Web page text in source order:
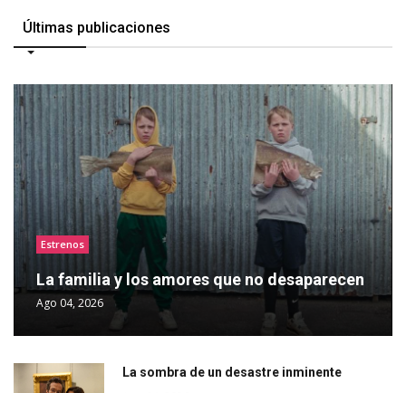
Últimas publicaciones
Estrenos
La familia y los amores que no desaparecen
Ago 04, 2026
La sombra de un desastre inminente